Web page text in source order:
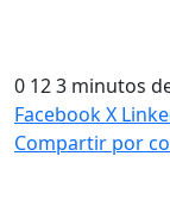
0 123 minutos
FacebookX
Compartir por